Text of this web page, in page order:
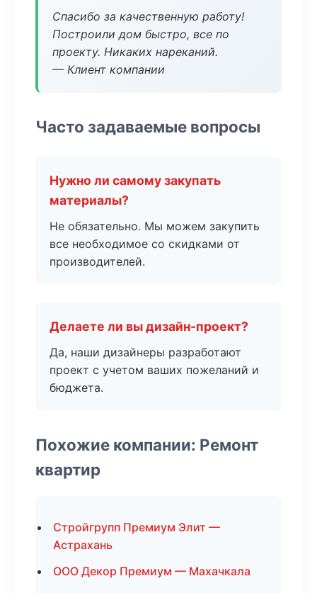
Спасибо за качественную работу!
Построили дом быстро, все по
проекту. Никаких нареканий.
— Клиент компании
Часто задаваемые вопросы
Нужно ли самому закупать
материалы?
Не обязательно. Мы можем закупить
все необходимое со скидками от
производителей.
Делаете ли вы дизайн-проект?
Да, наши дизайнеры разработают
проект с учетом ваших пожеланий и
бюджета.
Похожие компании: Ремонт
квартир
Стройгрупп Премиум Элит —
Астрахань
ООО Декор Премиум — Махачкала